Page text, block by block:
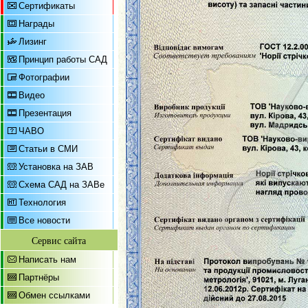
Сертификаты
Награды
Лизинг
Принцип работы САД
Фотографии
Видео
Презентация
ЧАВО
Статьи в СМИ
Установка на ЗАВ
Схема САД на ЗАВе
Технология
Все новости
Сервис сайта
Написать нам
Партнёры
Обмен ссылками